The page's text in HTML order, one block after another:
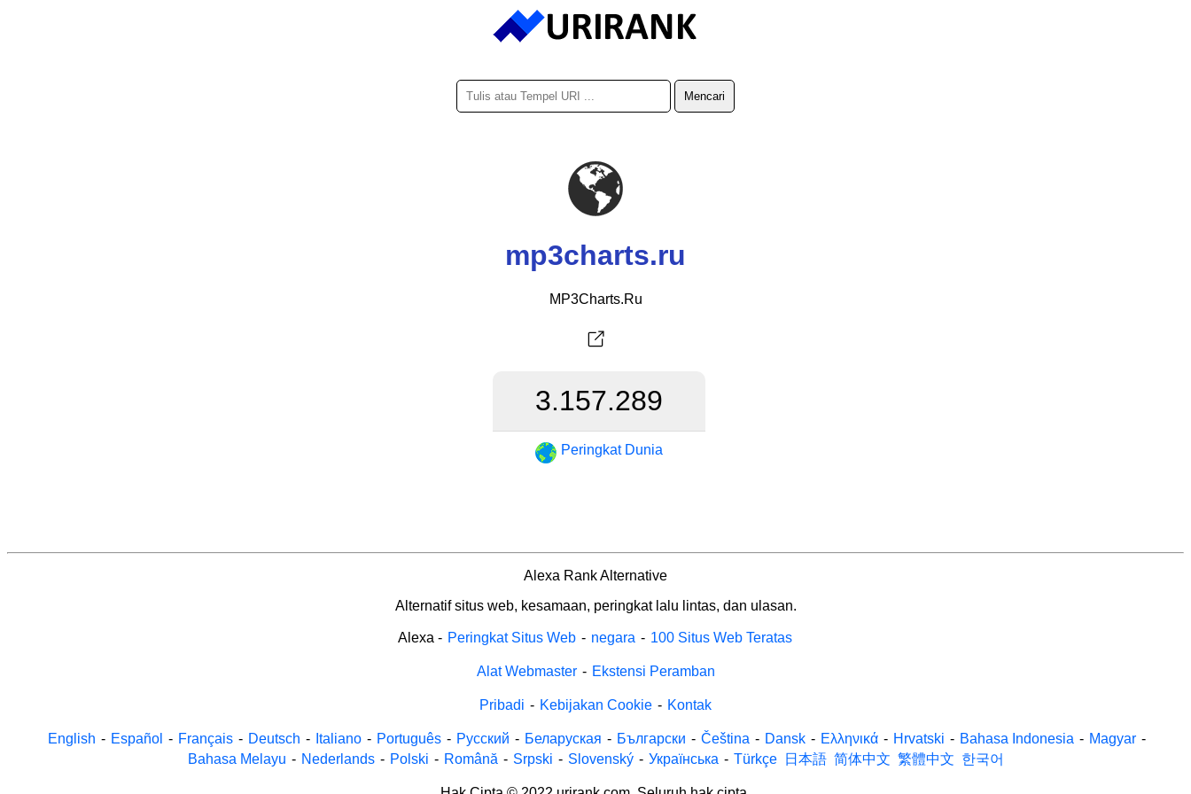
mp3charts.ru
MP3Charts.Ru
3.157.289
Peringkat Dunia
Alexa Rank Alternative
Alternatif situs web, kesamaan, peringkat lalu lintas, dan ulasan.
Alexa - Peringkat Situs Web - negara - 100 Situs Web Teratas
Alat Webmaster - Ekstensi Peramban
Pribadi - Kebijakan Cookie - Kontak
English - Español - Français - Deutsch - Italiano - Português - Русский - Беларуская - Български - Čeština - Dansk - Ελληνικά - Hrvatski - Bahasa Indonesia - Magyar -
Bahasa Melayu - Nederlands - Polski - Română - Srpski - Slovenský - Українська - Türkçe 日本語 简体中文 繁體中文 한국어